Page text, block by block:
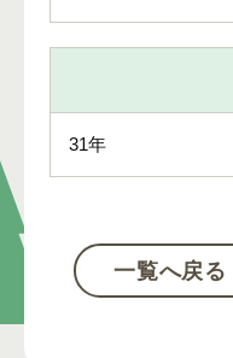
31年
一覧へ戻る